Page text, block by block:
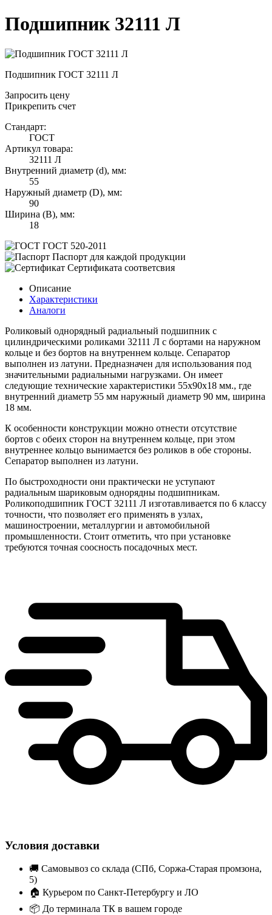
Подшипник 32111 Л
Подшипник ГОСТ 32111 Л
Запросить цену
Прикрепить счет
Стандарт:
ГОСТ
Артикул товара:
32111 Л
Внутренний диаметр (d), мм:
55
Наружный диаметр (D), мм:
90
Ширина (B), мм:
18
ГОСТ 520-2011
Паспорт для каждой продукции
Сертификата соответсвия
Описание
Характеристики
Аналоги
Роликовый однорядный радиальный подшипник с
цилиндрическими роликами 32111 Л с бортами на наружном
кольце и без бортов на внутреннем кольце. Сепаратор
выполнен из латуни. Предназначен для использования под
значительными радиальными нагрузками. Он имеет
следующие технические характеристики 55x90x18 мм., где
внутренний диаметр 55 мм наружный диаметр 90 мм, ширина
18 мм.
К особенности конструкции можно отнести отсутствие
бортов с обеих сторон на внутреннем кольце, при этом
внутреннее кольцо вынимается без роликов в обе стороны.
Сепаратор выполнен из латуни.
По быстроходности они практически не уступают
радиальным шариковым однорядны подшипникам.
Роликоподшипник ГОСТ 32111 Л изготавливается по 6 классу
точности, что позволяет его применять в узлах,
машиностроении, металлургии и автомобильной
промышленности. Стоит отметить, что при установке
требуются точная соосность посадочных мест.
Условия доставки
🚚 Самовывоз со склада (СПб, Соржа-Старая промзона,
5)
🏠 Курьером по Санкт-Петербургу и ЛО
📦 До терминала ТК в вашем городе